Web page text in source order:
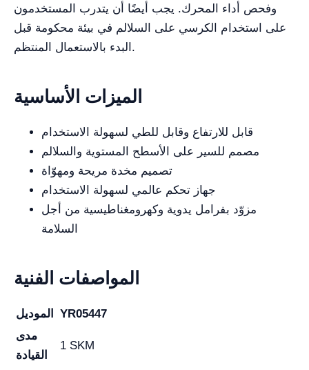
وفحص أداء المحرك. يجب أيضًا أن يتدرب المستخدمون
على استخدام الكرسي على السلالم في بيئة محكومة قبل
البدء بالاستعمال المنتظم.
الميزات الأساسية
قابل للارتفاع وقابل للطي لسهولة الاستخدام
مصمم للسير على الأسطح المستوية والسلالم
تصميم مخدة مريحة ومهوّاة
جهاز تحكم عالمي لسهولة الاستخدام
مزوّد بفرامل يدوية وكهرومغناطيسية من أجل
السلامة
المواصفات الفنية
الموديل
YR05447
مدى
القيادة
1 SKM